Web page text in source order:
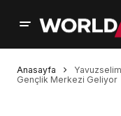
Anasayfa
Gençlik Merkezi Geliyor